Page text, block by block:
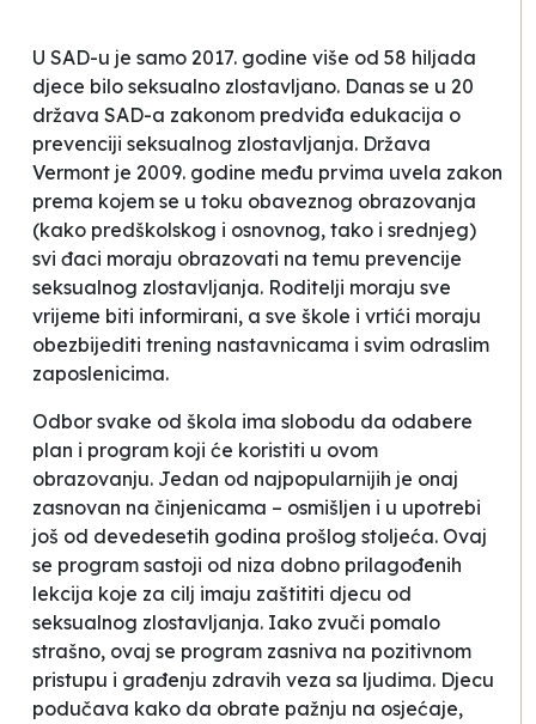
U SAD-u je samo 2017. godine više od 58 hiljada
djece bilo seksualno zlostavljano. Danas se u 20
država SAD-a zakonom predviđa edukacija o
prevenciji seksualnog zlostavljanja. Država
Vermont je 2009. godine među prvima uvela zakon
prema kojem se u toku obaveznog obrazovanja
(kako predškolskog i osnovnog, tako i srednjeg)
svi đaci moraju obrazovati na temu prevencije
seksualnog zlostavljanja. Roditelji moraju sve
vrijeme biti informirani, a sve škole i vrtići moraju
obezbijediti trening nastavnicama i svim odraslim
zaposlenicima.
Odbor svake od škola ima slobodu da odabere
plan i program koji će koristiti u ovom
obrazovanju. Jedan od najpopularnijih je onaj
zasnovan na činjenicama – osmišljen i u upotrebi
još od devedesetih godina prošlog stoljeća. Ovaj
se program sastoji od niza dobno prilagođenih
lekcija koje za cilj imaju zaštititi djecu od
seksualnog zlostavljanja. Iako zvuči pomalo
strašno, ovaj se program zasniva na pozitivnom
pristupu i građenju zdravih veza sa ljudima. Djecu
podučava kako da obrate pažnju na osjećaje,